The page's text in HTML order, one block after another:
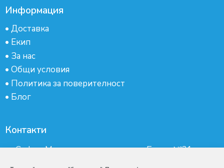
Информация
• Доставка
• Екип
• За нас
• Общи условия
• Политика за поверителност
• Блог
Контакти
гр.София, Манастирски ливади, ж.к.Бокар №21-